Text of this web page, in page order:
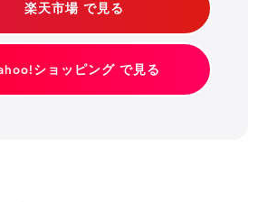
楽天市場 で見る
ショッピング で見る